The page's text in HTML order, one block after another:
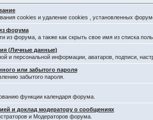
cookies и удаление cookies , установленных
форума
из форума, а также как скрыть свое имя из списка
(Личные данные)
и персональной информации, аватаров, подписи,
или забытого пароля
забытого пароля.
функции календаря форума.
и доклад модератору о сообщениях
и Модераторов форума.